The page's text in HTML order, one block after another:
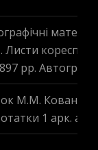
рр.
М.М.
1 арк.